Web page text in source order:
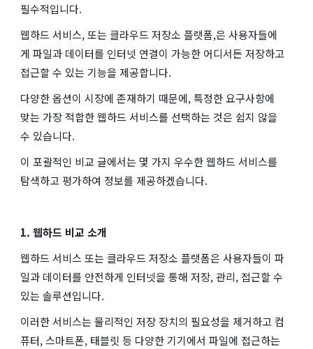
필수적입니다.
웹하드 서비스, 또는 클라우드 저장소 플랫폼,은 사용자들에
게 파일과 데이터를 인터넷 연결이 가능한 어디서든 저장하고
접근할 수 있는 기능을 제공합니다.
다양한 옵션이 시장에 존재하기 때문에, 특정한 요구사항에
맞는 가장 적합한 웹하드 서비스를 선택하는 것은 쉽지 않을
수 있습니다.
이 포괄적인 비교 글에서는 몇 가지 우수한 웹하드 서비스를
탐색하고 평가하여 정보를 제공하겠습니다.
1. 웹하드 비교 소개
웹하드 서비스 또는 클라우드 저장소 플랫폼은 사용자들이 파
일과 데이터를 안전하게 인터넷을 통해 저장, 관리, 접근할 수
있는 솔루션입니다.
이러한 서비스는 물리적인 저장 장치의 필요성을 제거하고 컴
퓨터, 스마트폰, 태블릿 등 다양한 기기에서 파일에 접근하는